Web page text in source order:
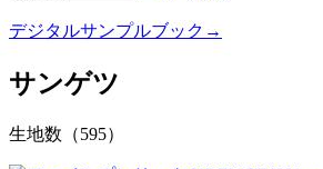
デジタルサンプルブック→
サンゲツ
生地数（595）